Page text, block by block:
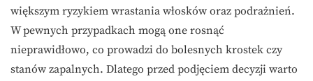
większym ryzykiem wrastania włosków oraz podrażnień.
W pewnych przypadkach mogą one rosnąć
nieprawidłowo, co prowadzi do bolesnych krostek czy
stanów zapalnych. Dlatego przed podjęciem decyzji warto